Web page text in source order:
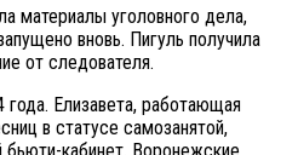
материалы уголовного дела,
вновь. Пигуль получила
от следователя.
Елизавета, работающая
в статусе самозанятой,